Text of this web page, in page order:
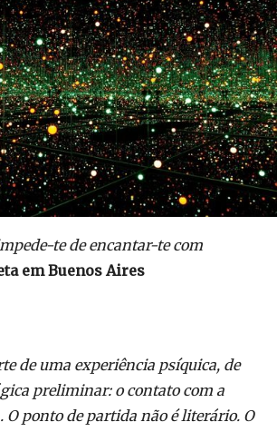
te de encantar-te com
em Buenos Aires
de uma experiência psíquica, de
preliminar: o contato com a
ponto de partida não é literário. O